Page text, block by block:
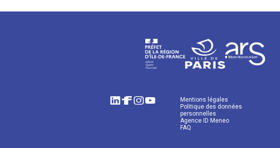
Mentions légales
Politique des données
personnelles
Agence ID Meneo
FAQ